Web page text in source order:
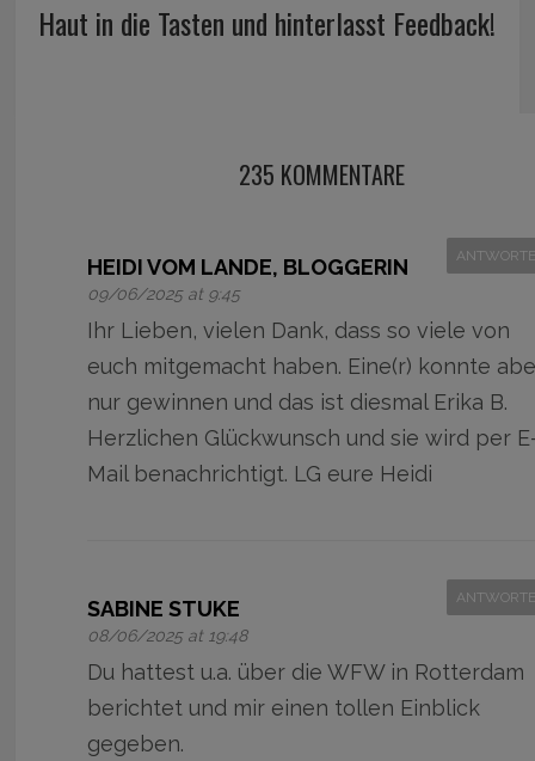
Haut in die Tasten und hinterlasst Feedback!
235 KOMMENTARE
HEIDI VOM LANDE, BLOGGERIN
09/06/2025 at 9:45
Ihr Lieben, vielen Dank, dass so viele von
euch mitgemacht haben. Eine(r) konnte
nur gewinnen und das ist diesmal Erika B.
Herzlichen Glückwunsch und sie wird per
Mail benachrichtigt. LG eure Heidi
SABINE STUKE
08/06/2025 at 19:48
Du hattest u.a. über die WFW in Rotterdam
berichtet und mir einen tollen Einblick
gegeben.